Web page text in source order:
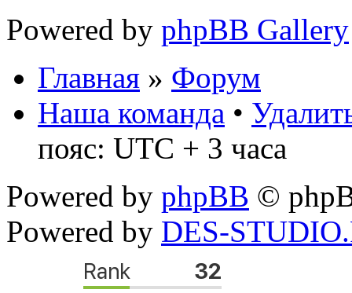
Powered by phpBB Gallery
Главная » Форум
Наша команда •
пояс: UTC + 3 часа
Powered by phpBB ©
Powered by DES-